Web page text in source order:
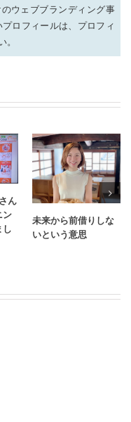
ウェブブランディング事
ロフィールは、プロフィ
。
ん
ン
し
未来から前借りしな
いという意思